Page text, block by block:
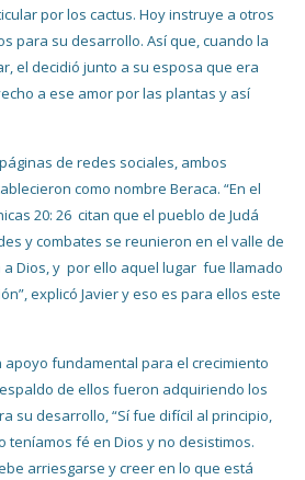
por los cactus. Hoy instruye a otros
para su desarrollo. Así que, cuando la
el decidió junto a su esposa que era
a ese amor por las plantas y así
de redes sociales, ambos
como nombre Beraca. “En el
20: 26 citan que el pueblo de Judá
y combates se reunieron en el valle de
Dios, y por ello aquel lugar fue llamado
explicó Javier y eso es para ellos este
apoyo fundamental para el crecimiento
de ellos fueron adquiriendo los
su desarrollo, “Sí fue difícil al principio,
teníamos fé en Dios y no desistimos.
arriesgarse y creer en lo que está